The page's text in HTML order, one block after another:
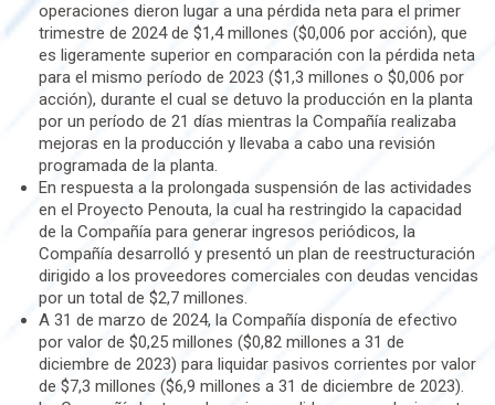
operaciones dieron lugar a una pérdida neta para el primer
trimestre de 2024 de $1,4 millones ($0,006 por acción), que
es ligeramente superior en comparación con la pérdida neta
para el mismo período de 2023 ($1,3 millones o $0,006 por
acción), durante el cual se detuvo la producción en la planta
por un período de 21 días mientras la Compañía realizaba
mejoras en la producción y llevaba a cabo una revisión
programada de la planta.
En respuesta a la prolongada suspensión de las actividades
en el Proyecto Penouta, la cual ha restringido la capacidad
de la Compañía para generar ingresos periódicos, la
Compañía desarrolló y presentó un plan de reestructuración
dirigido a los proveedores comerciales con deudas vencidas
por un total de $2,7 millones.
A 31 de marzo de 2024, la Compañía disponía de efectivo
por valor de $0,25 millones ($0,82 millones a 31 de
diciembre de 2023) para liquidar pasivos corrientes por valor
de $7,3 millones ($6,9 millones a 31 de diciembre de 2023).